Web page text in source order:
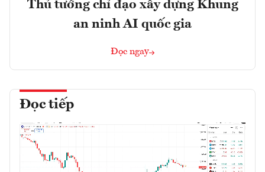
Thủ tướng chỉ đạo xây dựng Khung
an ninh AI quốc gia
Đọc ngay
Đọc tiếp